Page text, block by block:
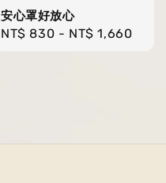
安心罩好放心
Regular
NT$ 830 - NT$ 1,660